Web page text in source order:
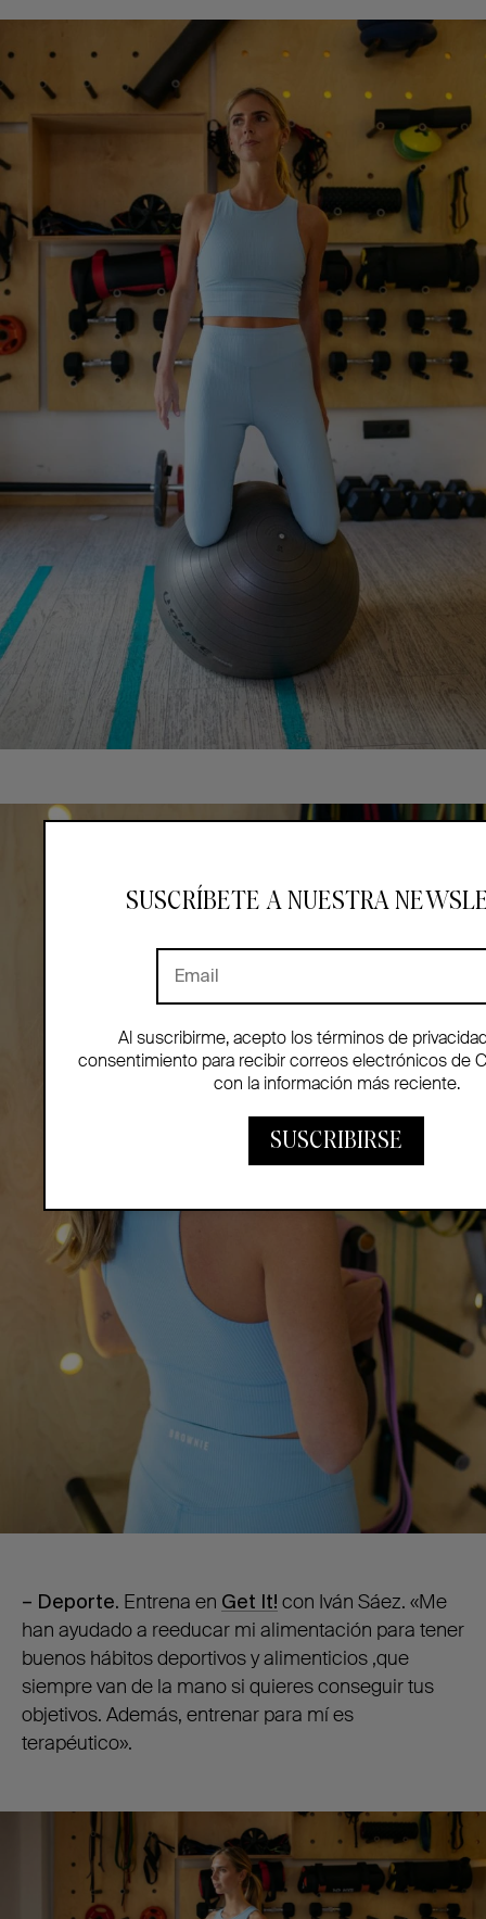
– Deporte. Entrena en Get It! con Iván Sáez. «Me
han ayudado a reeducar mi alimentación para tener
buenos hábitos deportivos y alimenticios ,que
siempre van de la mano si quieres conseguir tus
objetivos. Además, entrenar para mí es
terapéutico».
SUSCRÍBETE A NUESTRA
Al suscribirme, acepto los términos de
consentimiento para recibir correos electrónicos de
con la información más reciente.
SUSCRIBIRSE